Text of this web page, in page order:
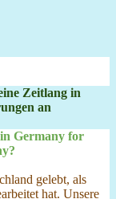
Zeitlang in
an
Germany for
gelebt, als
hat. Unsere